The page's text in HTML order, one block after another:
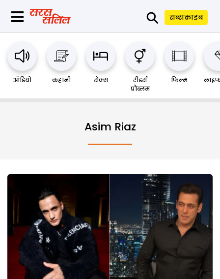
⚲ सब्सक्राइब
ऑडियो कहानी सेक्स
रीडर्स
प्रौब्लम
फिल्म
Asim Riaz